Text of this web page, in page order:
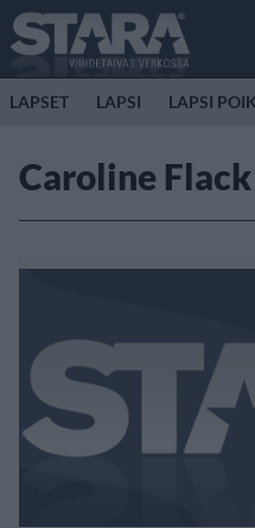
LAPSET LAPSI LAPSI
Caroline Flack